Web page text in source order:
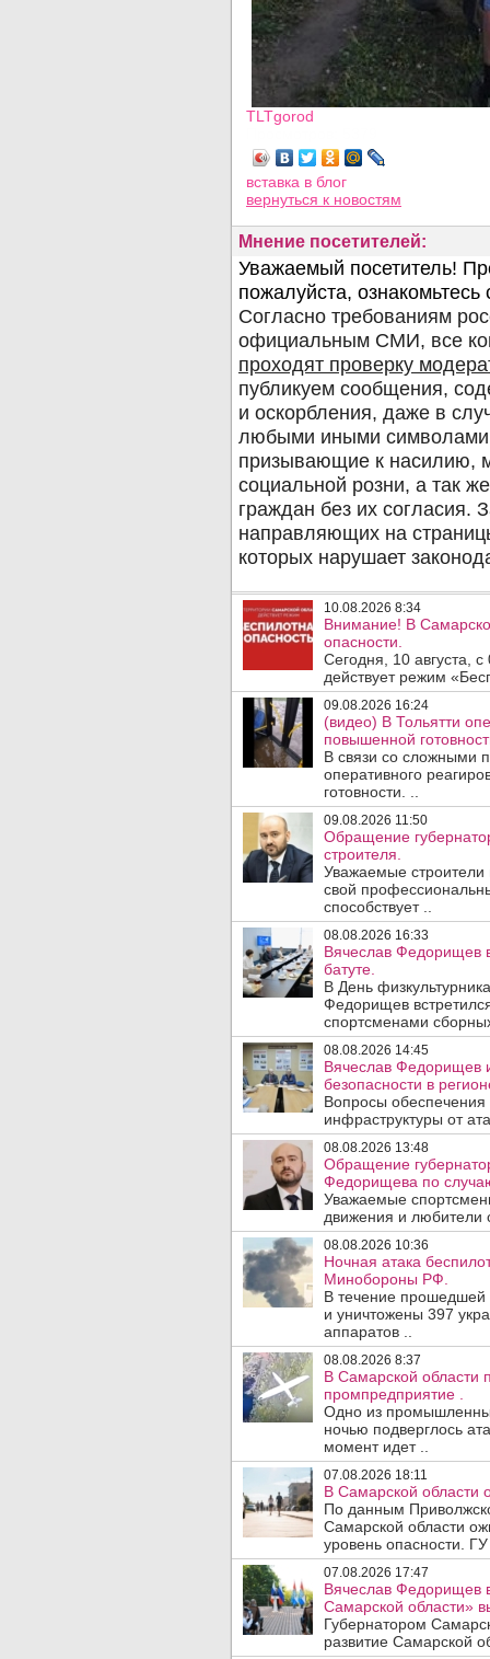
TLTgorod
вставка в блог
вернуться к новостям
Мнение посетителей:
10.08.2026 8:34
Внимание! В
опасности.
Сегодня, 10 августа,
действует режим
09.08.2026 16:24
(видео) В Тольятти
повышенной
В связи со сложными
оперативного
готовности. ..
09.08.2026 11:50
Обращение
строителя.
Уважаемые строители
свой
способствует ..
08.08.2026 16:33
Вячеслав Федорищев
батуте.
В День
Федорищев
спортсменами
08.08.2026 14:45
Вячеслав Федорищев
безопасности в
Вопросы обеспечения
инфраструктуры от
08.08.2026 13:48
Обращение
Федорищева по
Уважаемые
движения и любители
08.08.2026 10:36
Ночная атака
Минобороны РФ.
В течение
и уничтожены 397
аппаратов ..
08.08.2026 8:37
В Самарской области
промпредприятие .
Одно из
ночью подверглось
момент идет ..
07.08.2026 18:11
В Самарской области
По данным
Самарской области
уровень опасности.
07.08.2026 17:47
Вячеслав Федорищев
Самарской области»
Губернатором
развитие Самарской